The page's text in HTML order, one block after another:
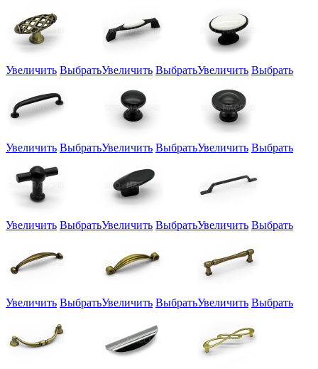
Увеличить ВыбратьУвеличить ВыбратьУвеличить Выбрать
Увеличить ВыбратьУвеличить ВыбратьУвеличить Выбрать
Увеличить ВыбратьУвеличить ВыбратьУвеличить Выбрать
Увеличить ВыбратьУвеличить ВыбратьУвеличить Выбрать